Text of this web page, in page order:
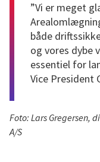
”Vi er meget
både
og vores dybe
essentiel for
Vice President
Foto: Lars Gregersen,
A/S